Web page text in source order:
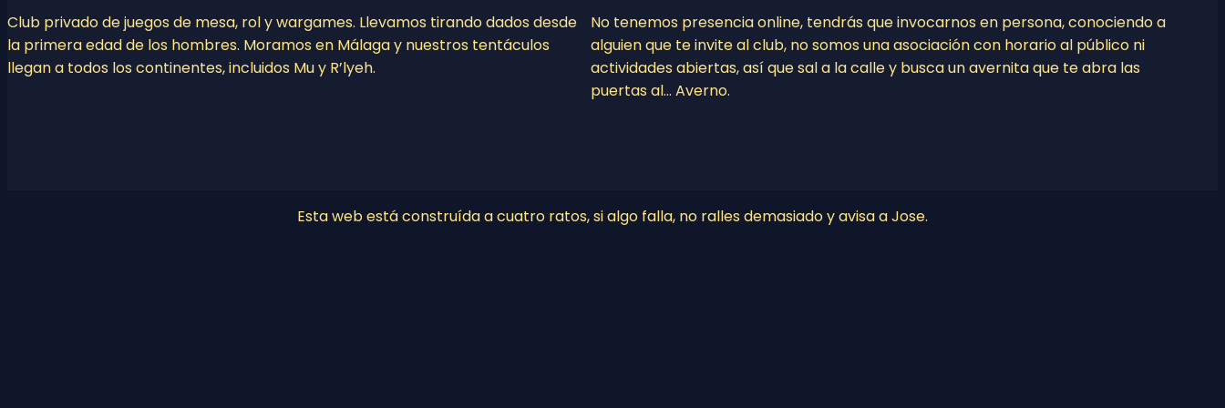
Club privado de juegos de mesa, rol y wargames. Llevamos tirando dados desde
la primera edad de los hombres. Moramos en Málaga y nuestros tentáculos
llegan a todos los continentes, incluidos Mu y R’lyeh.
No tenemos presencia online, tendrás que invocarnos en persona, conociendo a
alguien que te invite al club, no somos una asociación con horario al público ni
actividades abiertas, así que sal a la calle y busca un avernita que te abra las
puertas al… Averno.
Esta web está construída a cuatro ratos, si algo falla, no ralles demasiado y avisa a Jose.